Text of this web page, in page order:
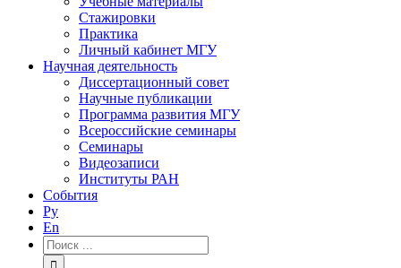
Стажировки
Практика
Личный кабинет МГУ
Научная деятельность
Диссертационный совет
Научные публикации
Программа развития МГУ
Всероссийские семинары
Семинары
Видеозаписи
Институты РАН
События
Ру
En
Результат
поиска: